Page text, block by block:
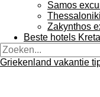
Samos
Zakynthos
Beste hotels Kreta
Griekenland vakantie